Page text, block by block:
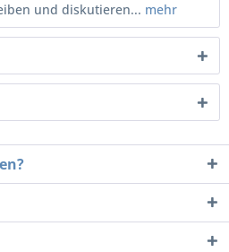
und diskutieren... mehr